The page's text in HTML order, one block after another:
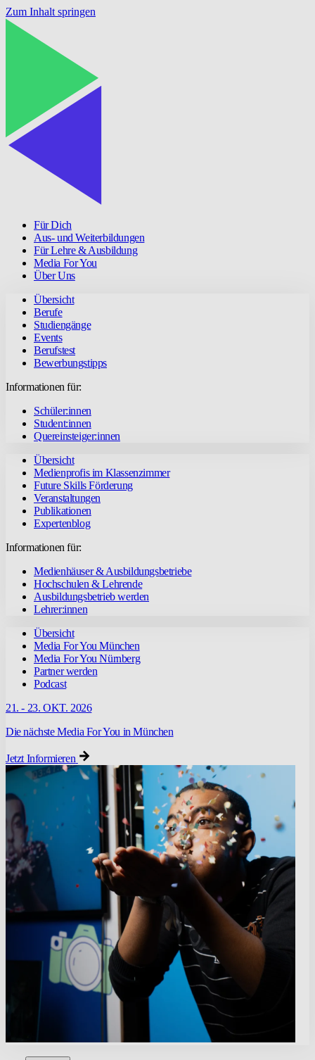
Zum Inhalt springen
Für Dich
Aus- und Weiterbildungen
Für Lehre & Ausbildung
Media For You
Über Uns
Übersicht
Berufe
Studiengänge
Events
Berufstest
Bewerbungstipps
Informationen für:
Schüler:innen
Student:innen
Quereinsteiger:innen
Übersicht
Medienprofis im Klassenzimmer
Future Skills Förderung
Veranstaltungen
Publikationen
Expertenblog
Informationen für:
Medienhäuser & Ausbildungsbetriebe
Hochschulen & Lehrende
Ausbildungsbetrieb werden
Lehrer:innen
Übersicht
Media For You München
Media For You Nürnberg
Partner werden
Podcast
21. - 23. OKT. 2026
Die nächste Media For You in München
Jetzt Informieren